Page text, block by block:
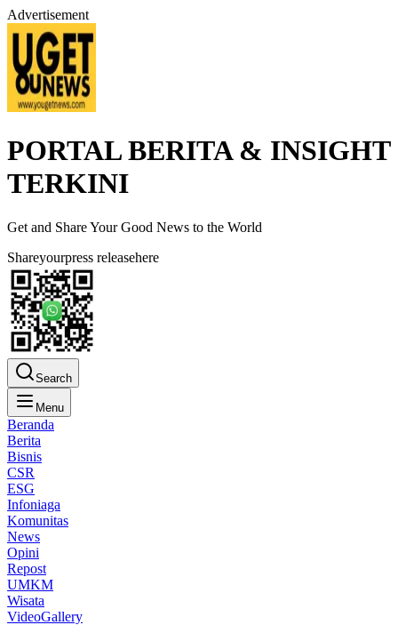
Advertisement
PORTAL BERITA & INSIGHT
TERKINI
Get and Share Your Good News to the World
Shareyourpress releasehere
Search
Menu
Beranda
Berita
Bisnis
CSR
ESG
Infoniaga
Komunitas
News
Opini
Repost
UMKM
Wisata
VideoGallery